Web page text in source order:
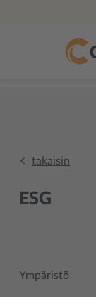
takaisin
ESG
Ympäristö